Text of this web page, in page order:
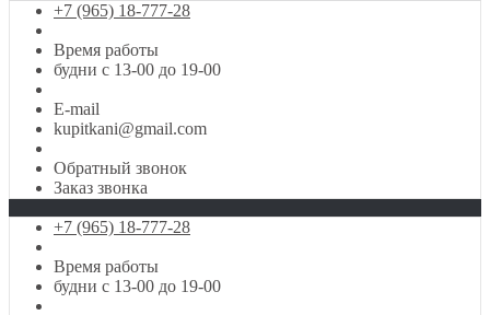
+7 (965) 18-777-28
Время работы
будни с 13-00 до 19-00
E-mail
kupitkani@gmail.com
Обратный звонок
Заказ звонка
+7 (965) 18-777-28
Время работы
будни с 13-00 до 19-00